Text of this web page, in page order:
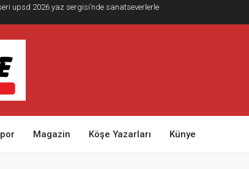
upsd 2026 yaz sergisi’nde sanatseverlerle
Magazin Köşe Yazarları Künye